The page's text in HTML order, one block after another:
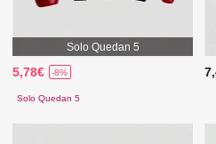
Solo Quedan 5
5,78€ -8%
Solo Quedan 5